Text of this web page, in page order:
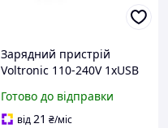
Зарядний пристрій
Voltronic 110-240V 1xUSB
коробка pelican
Готово до відправки
від21 ₴/міс